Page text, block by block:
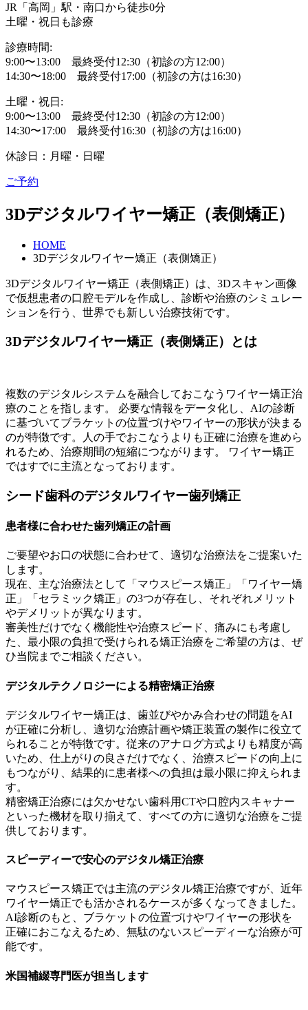
JR「高岡」駅・南口から徒歩0分
土曜・祝日も診療
診療時間:
9:00〜13:00 最終受付12:30（初診の方12:00）
14:30〜18:00 最終受付17:00（初診の方は16:30）
土曜・祝日:
9:00〜13:00 最終受付12:30（初診の方12:00）
14:30〜17:00 最終受付16:30（初診の方は16:00）
休診日：月曜・日曜
ご予約
3Dデジタルワイヤー矯正（表側矯正）
HOME
3Dデジタルワイヤー矯正（表側矯正）
3Dデジタルワイヤー矯正（表側矯正）は、3Dスキャン画像
で仮想患者の口腔モデルを作成し、診断や治療のシミュレー
ションを行う、世界でも新しい治療技術です。
3Dデジタルワイヤー矯正（表側矯正）とは
複数のデジタルシステムを融合しておこなうワイヤー矯正治
療のことを指します。 必要な情報をデータ化し、AIの診断
に基づいてブラケットの位置づけやワイヤーの形状が決まる
のが特徴です。人の手でおこなうよりも正確に治療を進めら
れるため、治療期間の短縮につながります。 ワイヤー矯正
ではすでに主流となっております。
シード歯科のデジタルワイヤー歯列矯正
患者様に合わせた歯列矯正の計画
ご要望やお口の状態に合わせて、適切な治療法をご提案いた
します。
現在、主な治療法として「マウスピース矯正」「ワイヤー矯
正」「セラミック矯正」の3つが存在し、それぞれメリット
やデメリットが異なります。
審美性だけでなく機能性や治療スピード、痛みにも考慮し
た、最小限の負担で受けられる矯正治療をご希望の方は、ぜ
ひ当院までご相談ください。
デジタルテクノロジーによる精密矯正治療
デジタルワイヤー矯正は、歯並びやかみ合わせの問題をAI
が正確に分析し、適切な治療計画や矯正装置の製作に役立て
られることが特徴です。従来のアナログ方式よりも精度が高
いため、仕上がりの良さだけでなく、治療スピードの向上に
もつながり、結果的に患者様への負担は最小限に抑えられま
す。
精密矯正治療には欠かせない歯科用CTや口腔内スキャナー
といった機材を取り揃えて、すべての方に適切な治療をご提
供しております。
スピーディーで安心のデジタル矯正治療
マウスピース矯正では主流のデジタル矯正治療ですが、近年
ワイヤー矯正でも活かされるケースが多くなってきました。
AI診断のもと、ブラケットの位置づけやワイヤーの形状を
正確におこなえるため、無駄のないスピーディーな治療が可
能です。
米国補綴専門医が担当します